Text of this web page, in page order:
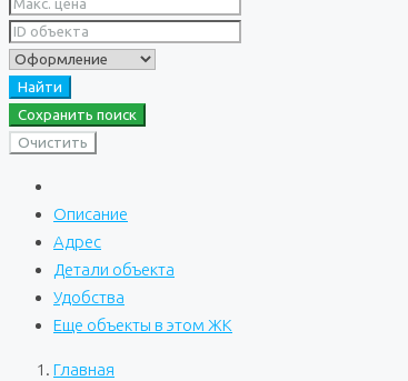
Найти
Сохранить поиск
Очистить
Описание
Адрес
Детали объекта
Удобства
Еще объекты в этом ЖК
Главная